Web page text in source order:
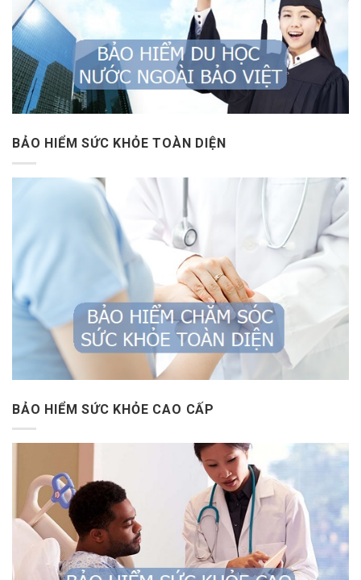
BẢO HIỂM SỨC KHỎE TOÀN DIỆN
BẢO HIỂM SỨC KHỎE CAO CẤP